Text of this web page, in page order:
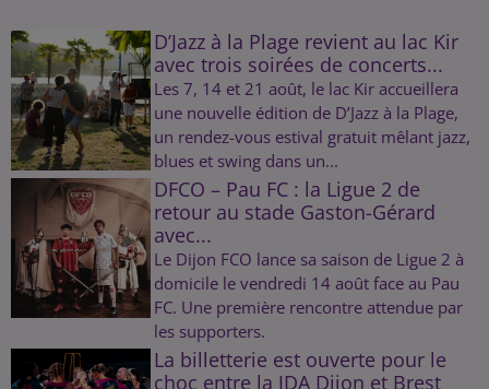
D’Jazz à la Plage revient au lac Kir
avec trois soirées de concerts...
Les 7, 14 et 21 août, le lac Kir accueillera
une nouvelle édition de D’Jazz à la Plage,
un rendez-vous estival gratuit mêlant jazz,
blues et swing dans un...
DFCO – Pau FC : la Ligue 2 de
retour au stade Gaston-Gérard
avec...
Le Dijon FCO lance sa saison de Ligue 2 à
domicile le vendredi 14 août face au Pau
FC. Une première rencontre attendue par
les supporters.
La billetterie est ouverte pour le
choc entre la JDA Dijon et Brest